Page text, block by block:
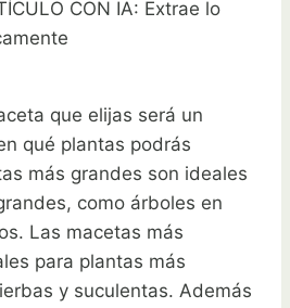
CON IA: Extrae lo
que elijas será un
qué plantas podrás
más grandes son ideales
como árboles en
Las macetas más
para plantas más
y suculentas. Además